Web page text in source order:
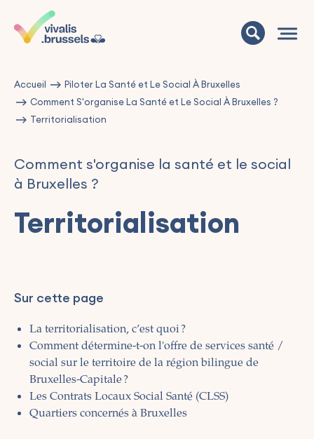
Accueil
Piloter La Santé et Le Social À Bruxelles
Comment S'organise La Santé et Le Social À Bruxelles ?
Territorialisation
Comment s'organise la santé et le social
à Bruxelles ?
Territorialisation
Sur cette page
La territorialisation, c’est quoi ?
Comment détermine-t-on l'offre de services santé /
social sur le territoire de la région bilingue de
Bruxelles-Capitale ?
Les Contrats Locaux Social Santé (CLSS)
Quartiers concernés à Bruxelles